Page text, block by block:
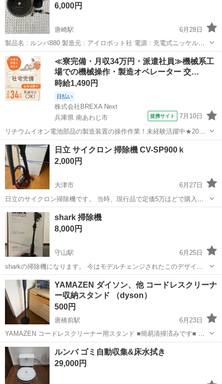
細々傷があり...
6,000円
唐崎駅
6月28日
製品名 : ルンバ880 製造元 : アイロボット社 電源 : 充電式ニッケル水
素電池 入力 : AC100V 50/60Hz 本体サイズ : 最大幅 353mm × 高さ
92mm 本体重量 : 3.8kg(バッテリー含む...
滋賀 大津市 唐崎駅 生活家電
≪寮完備・月収34万円・派遣社員≫機械系工
場での機械操作・製造オペレーター 交…
時給1,490円
日払い
株式会社BREXA Next
兵庫県 南あわじ市
提携サイト 7月10日
リチウムイオン電池部品の製造装置の操作作業！未経験活躍中★20～
50代の男性活躍中！嬉しい時給1,490円！生活支援物資事前対応可◎ワ
ンルーム寮完備！赴任旅費会社負担！正社員登用制度あり◎《兵庫県
南あわじ市》 人気の工場の...
兵庫 南あわじ市 その他
日立 サイクロン 掃除機 CV-SP900ｋ
2,000円
大津市
6月27日
日立のサイクロン掃除機です。 当時、現行品で定価5万ほどで購入し
ました。 ヘッドの自走してくれる機能が潰れてます。 暗所でライトが
つく機能が潰れてます。 ホースの上の根元部分が破れてビニールテー
プで補習し...
滋賀 大津市 生活家電
shark 掃除機
8,000円
守山駅
6月25日
sharkの掃除機になります。 今はモデルチェンジされたこのデザイン
の販売は終了していると思います。 付属品は使用していないものばか
りです。 まだ使えますが新しいものを購入した為お譲り致します。 バ
ッテリーは二つあります。 ...
滋賀 守山市 生活家電 バッテリー
YAMAZEN ダイソン、他 コードレスクリーナ
ー収納スタンド （dyson）
500円
唐橋前駅
6月23日
YAMAZEN コードレスクリーナー用スタンド ■簡易清掃済みです■ 主
にダイソン用のスティッククリーナー収納スタンドです。 多少の使用
感はありますが目立つような傷や歪みなどはありませんのでまだまだ
使用可能です。
滋賀 大津市 唐橋前駅 生活家電 ダイソン
ルンバ ゴミ自動収集&床水拭き
29,000円